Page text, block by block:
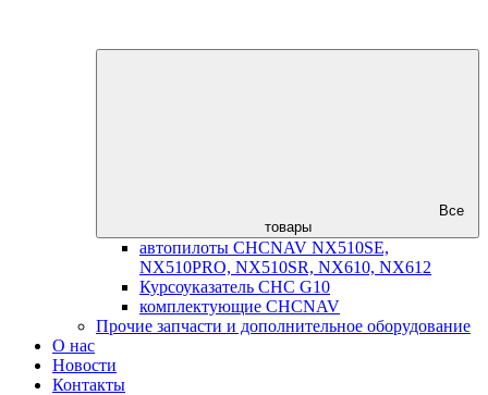
Все
товары
автопилоты CHCNAV NX510SE,
NX510PRO, NX510SR, NX610, NX612
Курсоуказатель CHC G10
комплектующие CHCNAV
Прочие запчасти и дополнительное оборудование
О нас
Новости
Контакты